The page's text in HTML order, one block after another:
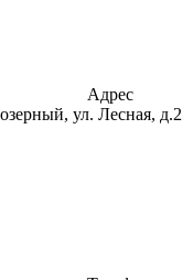
Адрес
ул. Лесная, д.2